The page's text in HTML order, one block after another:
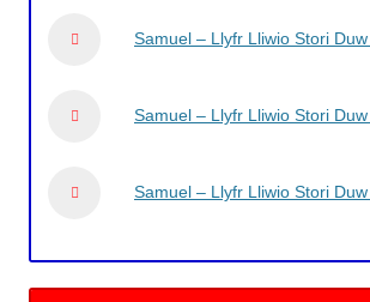
Samuel – Llyfr Lliwio Stori Duw
Samuel – Llyfr Lliwio Stori Duw
Samuel – Llyfr Lliwio Stori